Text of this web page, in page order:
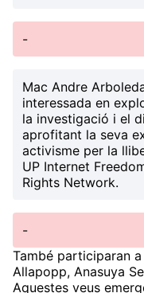
-
Mac Andre
interessada en
la investigació i el
aprofitant la seva
activisme per la
UP Internet
Rights Network.
-
També participaran
Allapopp, Anasuya
Aquestes veus